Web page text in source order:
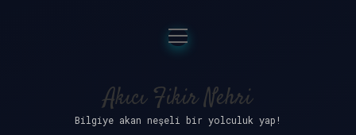
Anasayfa
Gizlilik Politikası
Yasal Uyarı
menüyü
aç
Akıcı Fikir Nehri
Bilgiye akan neşeli bir yolculuk yap!